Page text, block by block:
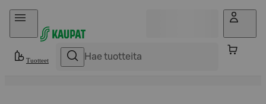
Hyppää sisältöön
Tuotteet